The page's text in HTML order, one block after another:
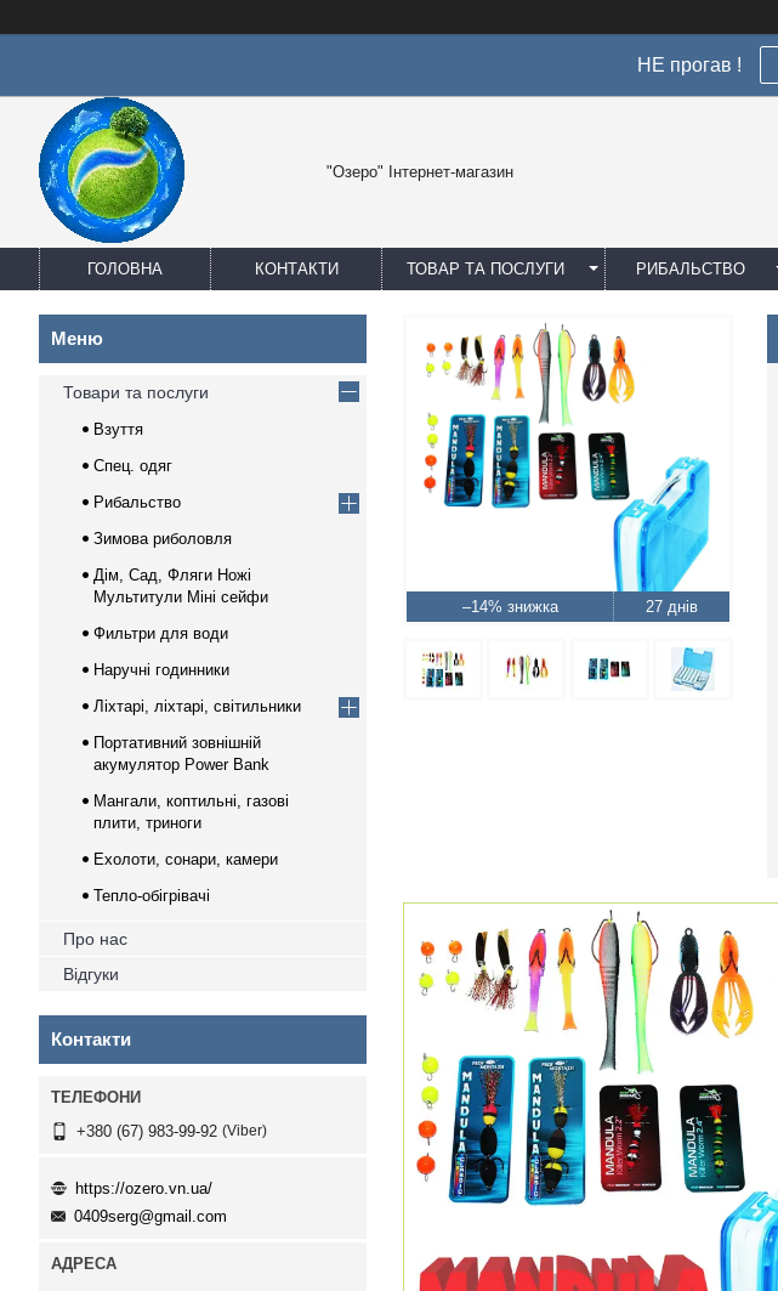
НЕ прогав !
"Озеро" Інтернет-магазин
ГОЛОВНА КОНТАКТИ ТОВАР ТА ПОСЛУГИ РИБАЛЬСТВО
–14% 27 днів
Товари та послуги
Взуття
Спец. одяг
Рибальство
Зимова риболовля
Дім, Сад, Фляги Ножі
Мультитули Міні сейфи
Фильтри для води
Наручні годинники
Ліхтарі, ліхтарі, світильники
Портативний зовнішній
акумулятор Power Bank
Мангали, коптильні, газові
плити, триноги
Ехолоти, сонари, камери
Тепло-обігрівачі
Про нас
Відгуки
Контакти
+380 (67) 983-99-92 Viber
https://ozero.vn.ua/
0409serg@gmail.com